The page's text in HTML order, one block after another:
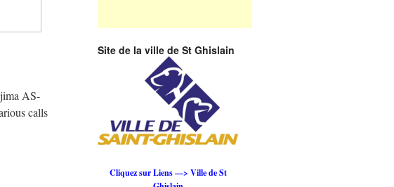
AS-
calls
Site de la ville de St Ghislain
Cliquez sur Liens —> Ville de St